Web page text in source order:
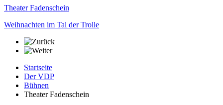
Theater Fadenschein
Weihnachten im Tal der Trolle
Startseite
Der VDP
Bühnen
Theater Fadenschein